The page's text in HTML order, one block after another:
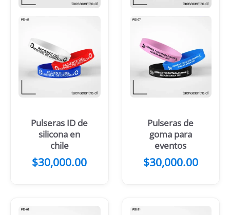
Pulseras ID de
silicona en
chile
$30,000.00
Pulseras de
goma para
eventos
$30,000.00